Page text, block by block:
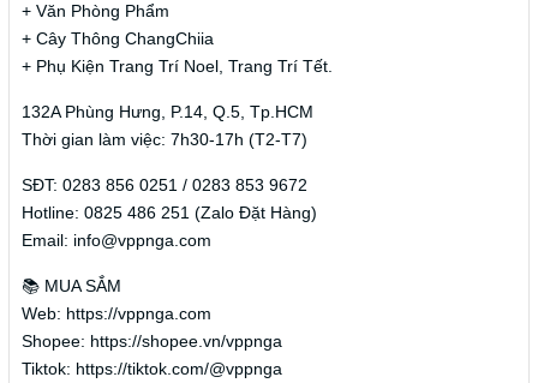
+ Văn Phòng Phẩm
+ Cây Thông ChangChiia
+ Phụ Kiện Trang Trí Noel, Trang Trí Tết.
132A Phùng Hưng, P.14, Q.5, Tp.HCM
Thời gian làm việc: 7h30-17h (T2-T7)
SĐT: 0283 856 0251 / 0283 853 9672
Hotline: 0825 486 251 (Zalo Đặt Hàng)
Email: info@vppnga.com
📚 MUA SẮM
Web: https://vppnga.com
Shopee: https://shopee.vn/vppnga
Tiktok: https://tiktok.com/@vppnga